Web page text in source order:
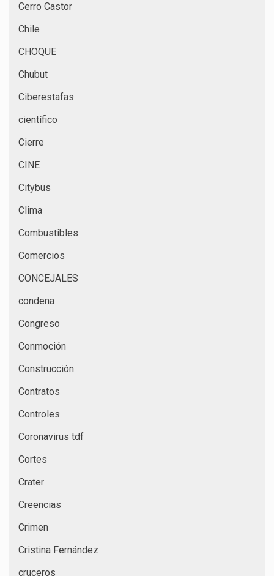
Cerro Castor
Chile
CHOQUE
Chubut
Ciberestafas
científico
Cierre
CINE
Citybus
Clima
Combustibles
Comercios
CONCEJALES
condena
Congreso
Conmoción
Construcción
Contratos
Controles
Coronavirus tdf
Cortes
Crater
Creencias
Crimen
Cristina Fernández
cruceros